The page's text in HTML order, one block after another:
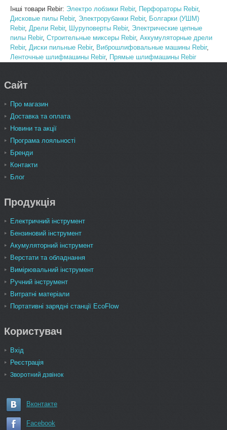
Інші товари Rebir: Электро лобзики Rebir, Перфораторы Rebir,
Дисковые пилы Rebir, Электрорубанки Rebir, Болгарки (УШМ)
Rebir, Дрели Rebir, Шуруповерты Rebir, Электрические цепные
пилы Rebir, Строительные миксеры Rebir, Аккумуляторные дрели
Rebir, Диски пильные Rebir, Виброшлифовальные машины Rebir,
Ленточные шлифмашины Rebir, Прямые шлифмашины Rebir
Сайт
Про магазин
Доставка та оплата
Новини та акції
Програма лояльності
Бренди
Контакти
Блог
Продукція
Електричний інструмент
Бензиновий інструмент
Акумуляторний інструмент
Верстати та обладнання
Вимірювальний інструмент
Ручний інструмент
Витратні матеріали
Портативні зарядні станції EcoFlow
Користувач
Вхід
Реєстрація
Зворотний дзвінок
Вконтакте
Facebook